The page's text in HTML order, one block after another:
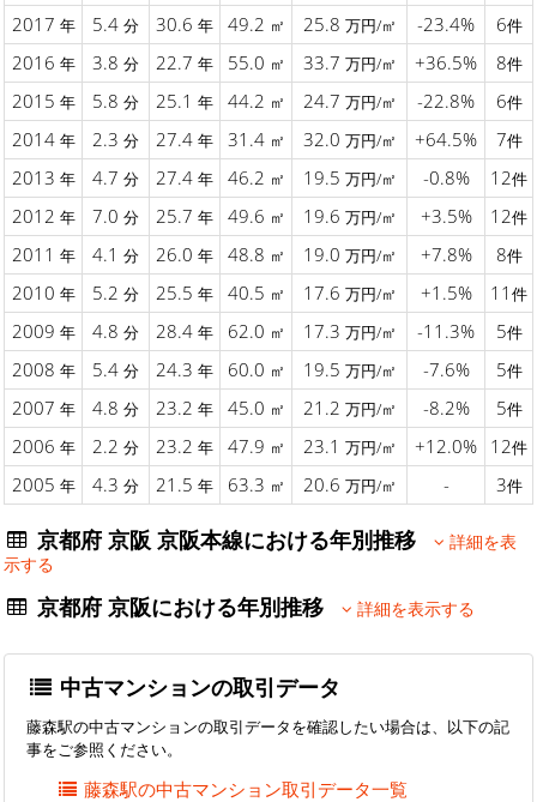
2017 年 5.4 分 30.6 年 49.2 ㎡ 25.8 万円/㎡ -23.4% 6件
2016 年 3.8 分 22.7 年 55.0 ㎡ 33.7 万円/㎡ +36.5% 8件
2015 年 5.8 分 25.1 年 44.2 ㎡ 24.7 万円/㎡ -22.8% 6件
2014 年 2.3 分 27.4 年 31.4 ㎡ 32.0 万円/㎡ +64.5% 7件
2013 年 4.7 分 27.4 年 46.2 ㎡ 19.5 万円/㎡ -0.8% 12件
2012 年 7.0 分 25.7 年 49.6 ㎡ 19.6 万円/㎡ +3.5% 12件
2011 年 4.1 分 26.0 年 48.8 ㎡ 19.0 万円/㎡ +7.8% 8件
2010 年 5.2 分 25.5 年 40.5 ㎡ 17.6 万円/㎡ +1.5% 11 件
2009 年 4.8 分 28.4 年 62.0 ㎡ 17.3 万円/㎡ -11.3% 5件
2008 年 5.4 分 24.3 年 60.0 ㎡ 19.5 万円/㎡ -7.6% 5件
2007 年 4.8 分 23.2 年 45.0 ㎡ 21.2 万円/㎡ -8.2% 5件
2006 年 2.2 分 23.2 年 47.9 ㎡ 23.1 万円/㎡ +12.0% 12件
2005 年 4.3 分 21.5 年 63.3 ㎡ 20.6 万円/㎡ - 3件
京都府 京阪 京阪本線における年別推移
詳細を表
示する
京都府 京阪における年別推移 詳細を表示する
中古マンションの取引データ
藤森駅の中古マンションの取引データを確認したい場合は、以下の記
事をご参照ください。
藤森駅の中古マンション取引データ一覧